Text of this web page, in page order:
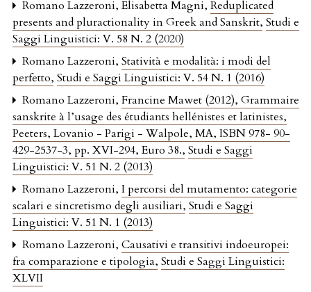
Romano Lazzeroni, Elisabetta Magni, Reduplicated
presents and pluractionality in Greek and Sanskrit, Studi e
Saggi Linguistici: V. 58 N. 2 (2020)
Romano Lazzeroni, Statività e modalità: i modi del
perfetto, Studi e Saggi Linguistici: V. 54 N. 1 (2016)
Romano Lazzeroni, Francine Mawet (2012), Grammaire
sanskrite à l’usage des étudiants hellénistes et latinistes,
Peeters, Lovanio - Parigi - Walpole, MA, ISBN 978- 90-
429-2537-3, pp. XVI-294, Euro 38., Studi e Saggi
Linguistici: V. 51 N. 2 (2013)
Romano Lazzeroni, I percorsi del mutamento: categorie
scalari e sincretismo degli ausiliari, Studi e Saggi
Linguistici: V. 51 N. 1 (2013)
Romano Lazzeroni, Causativi e transitivi indoeuropei:
fra comparazione e tipologia, Studi e Saggi Linguistici:
XLVII